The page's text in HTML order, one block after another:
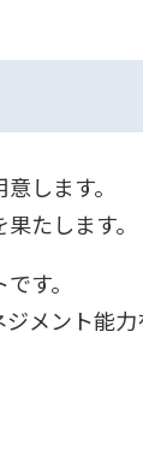
します。
たします。
す。
メント能力